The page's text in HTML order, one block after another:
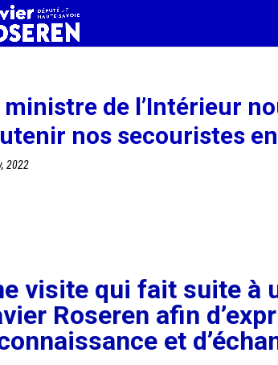
ministre de l’Intérieur
nos secouristes
2022
visite qui fait suite à
Roseren afin
et